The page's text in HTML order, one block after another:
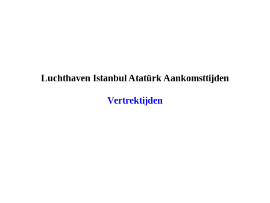
Luchthaven Istanbul Atatürk Aankomsttijden
Vertrektijden